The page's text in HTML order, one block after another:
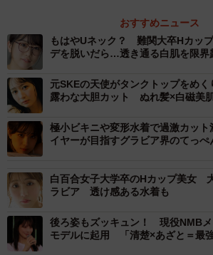
おすすめニュース
もはやUネック？ 難関大卒Hカッ
デを脱いだら…透き通る白肌を限界
元SKEの天使がタンクトップをめ
露わな大胆カット ぬれ髪×白磁美
極小ビキニや変形水着で過激カッ
イヤーが目指すグラビア界のてっ
白百合女子大学卒のHカップ美女
ラビア 透け感ある水着も
後ろ姿もズッキュン！ 現役NMB
モデルに起用 「清楚×あざと＝最